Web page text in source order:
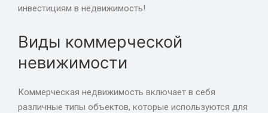
инвестициям в недвижимость!
Виды коммерческой
невижимости
Коммерческая недвижимость включает в себя
различные типы объектов, которые используются для